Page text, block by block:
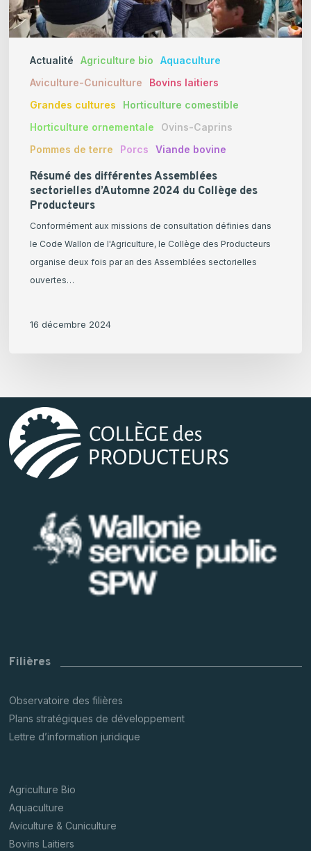
Actualité Agriculture bio
Aquaculture
Aviculture-Cuniculture
Bovins laitiers
Grandes cultures
Horticulture comestible
Horticulture ornementale
Ovins-Caprins
Pommes de terre
Porcs Viande bovine
des
Producteurs
Résumé des différentes Assemblées
sectorielles d’Automne 2024 du Collège des
Producteurs
Conformément aux missions de consultation définies dans
le Code Wallon de l'Agriculture, le Collège des Producteurs
organise deux fois par an des Assemblées sectorielles
ouvertes…
16 décembre 2024
Filières
Observatoire des filières
Plans stratégiques de développement
Lettre d’information juridique
Agriculture Bio
Aquaculture
Aviculture & Cuniculture
Bovins Laitiers